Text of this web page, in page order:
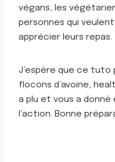
végans, les
personnes qui
apprécier leurs repas.
J’espère que ce tuto
flocons d’avoine,
a plu et vous a donné
l’action. Bonne